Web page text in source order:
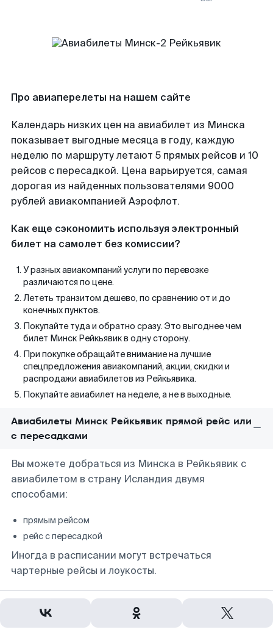
Про авиаперелеты на нашем сайте
Календарь низких цен на авиабилет из Минска
показывает выгодные месяца в году, каждую
неделю по маршруту летают 5 прямых рейсов и 10
рейсов с пересадкой. Цена варьируется, самая
дорогая из найденных пользователями 9000
рублей авиакомпанией Аэрофлот.
Как еще сэкономить используя электронный
билет на самолет без комиссии?
У разных авиакомпаний услуги по перевозке
различаются по цене.
Лететь транзитом дешево, по сравнению от и до
конечных пунктов.
Покупайте туда и обратно сразу. Это выгоднее чем
билет Минск Рейкьявик в одну сторону.
При покупке обращайте внимание на лучшие
спецпредложения авиакомпаний, акции, скидки и
распродажи авиабилетов из Рейкьявика.
Покупайте авиабилет на неделе, а не в выходные.
Авиабилеты Минск Рейкьявик прямой рейс или
с пересадками
Вы можете добраться из Минска в Рейкьявик с
авиабилетом в страну Исландия двумя
способами:
прямым рейсом
рейс с пересадкой
Иногда в расписании могут встречаться
чартерные рейсы и лоукосты.